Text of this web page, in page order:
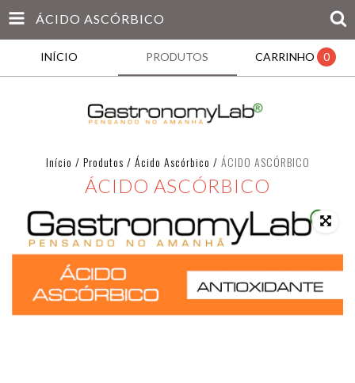
ÁCIDO ASCÓRBICO
INÍCIO PRODUTOS CARRINHO 0
Início / Produtos / Ácido Ascórbico / ÁCIDO ASCÓRBICO
ÁCIDO ASCÓRBICO